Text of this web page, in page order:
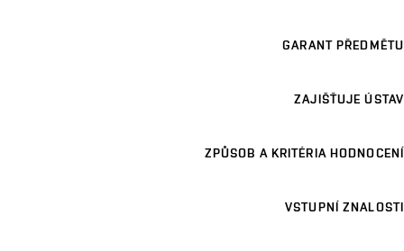
GARANT PŘEDMĚTU
ZAJIŠŤUJE ÚSTAV
ZPŮSOB A KRITÉRIA HODNOCENÍ
VSTUPNÍ ZNALOSTI